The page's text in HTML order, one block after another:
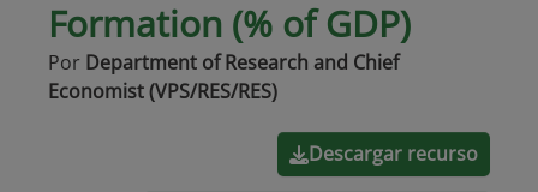
Formation (% of GDP)
Por Department of Research and Chief
Economist (VPS/RES/RES)
Descargar recurso